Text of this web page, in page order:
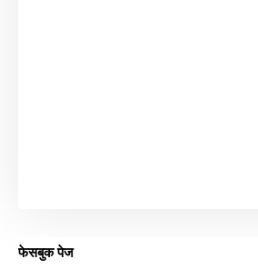
फेसबुक पेज